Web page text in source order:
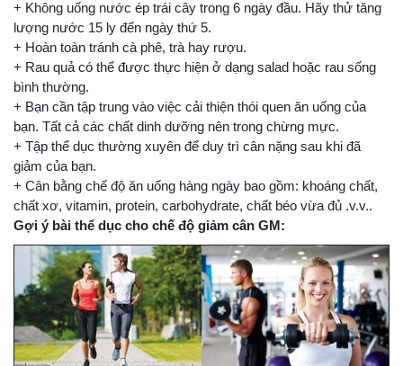
+ Không uống nước ép trái cây trong 6 ngày đầu. Hãy thử tăng
lượng nước 15 ly đến ngày thứ 5.
+ Hoàn toàn tránh cà phê, trà hay rượu.
+ Rau quả có thể được thực hiện ở dạng salad hoặc rau sống
bình thường.
+ Bạn cần tập trung vào việc cải thiện thói quen ăn uống của
bạn. Tất cả các chất dinh dưỡng nên trong chừng mực.
+ Tập thể dục thường xuyên để duy trì cân nặng sau khi đã
giảm của bạn.
+ Cân bằng chế độ ăn uống hàng ngày bao gồm: khoáng chất,
chất xơ, vitamin, protein, carbohydrate, chất béo vừa đủ .v.v..
Gợi ý bài thể dục cho chế độ giảm cân GM: